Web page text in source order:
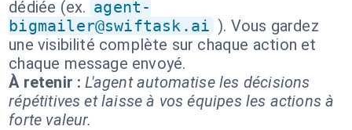
dédiée (ex. agent-
bigmailer@swiftask.ai ). Vous gardez
une visibilité complète sur chaque action et
chaque message envoyé.
À retenir : L'agent automatise les décisions
répétitives et laisse à vos équipes les actions à
forte valeur.